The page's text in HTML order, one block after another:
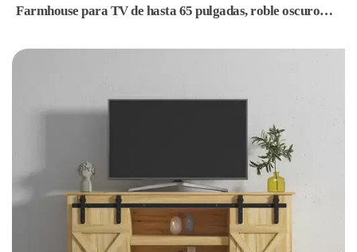
Farmhouse para TV de hasta 65 pulgadas, roble oscuro